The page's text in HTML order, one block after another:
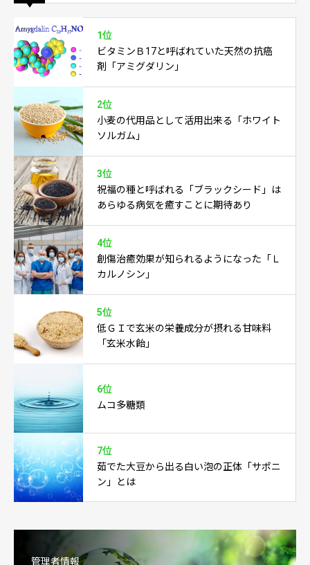
1位
ビタミンＢ17と呼ばれていた天然の抗癌
剤「アミグダリン」
2位
小麦の代用品として活用出来る「ホワイト
ソルガム」
3位
祝福の種と呼ばれる「ブラックシード」は
あらゆる病気を癒すことに期待あり
4位
創傷治癒効果が知られるようになった「Ｌ
カルノシン」
5位
低ＧＩで玄米の栄養成分が摂れる甘味料
「玄米水飴」
6位
ムコ多糖類
7位
茹でた大豆から出る白い泡の正体「サポニ
ン」とは
管理者情報